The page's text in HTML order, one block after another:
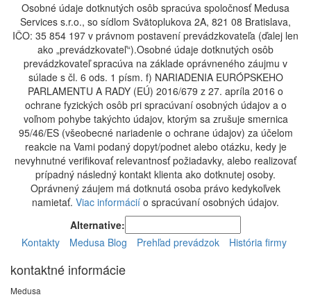
Osobné údaje dotknutých osôb spracúva spoločnosť Medusa
Services s.r.o., so sídlom Svätoplukova 2A, 821 08 Bratislava,
IČO: 35 854 197 v právnom postavení prevádzkovateľa (ďalej len
ako „prevádzkovateľ“).Osobné údaje dotknutých osôb
prevádzkovateľ spracúva na základe oprávneného záujmu v
súlade s čl. 6 ods. 1 písm. f) NARIADENIA EURÓPSKEHO
PARLAMENTU A RADY (EÚ) 2016/679 z 27. apríla 2016 o
ochrane fyzických osôb pri spracúvaní osobných údajov a o
voľnom pohybe takýchto údajov, ktorým sa zrušuje smernica
95/46/ES (všeobecné nariadenie o ochrane údajov) za účelom
reakcie na Vami podaný dopyt/podnet alebo otázku, kedy je
nevyhnutné verifikovať relevantnosť požiadavky, alebo realizovať
prípadný následný kontakt klienta ako dotknutej osoby.
Oprávnený záujem má dotknutá osoba právo kedykoľvek
namietať. Viac informácií o spracúvaní osobných údajov.
Alternative:
Kontakty
Medusa Blog Prehľad prevádzok História firmy
kontaktné informácie
Medusa